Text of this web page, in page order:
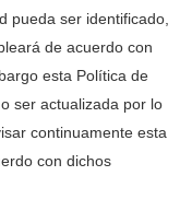
pueda ser identificado,
de acuerdo con
esta Política de
ser actualizada por lo
continuamente esta
con dichos